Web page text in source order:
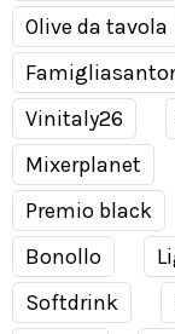
Olive da tavola
Vinitaly26
Mixerplanet
Premio black
Bonollo
Softdrink